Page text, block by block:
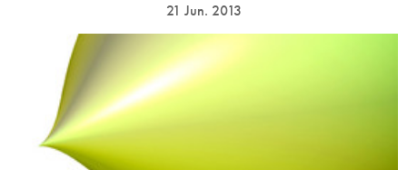
21 Jun. 2013